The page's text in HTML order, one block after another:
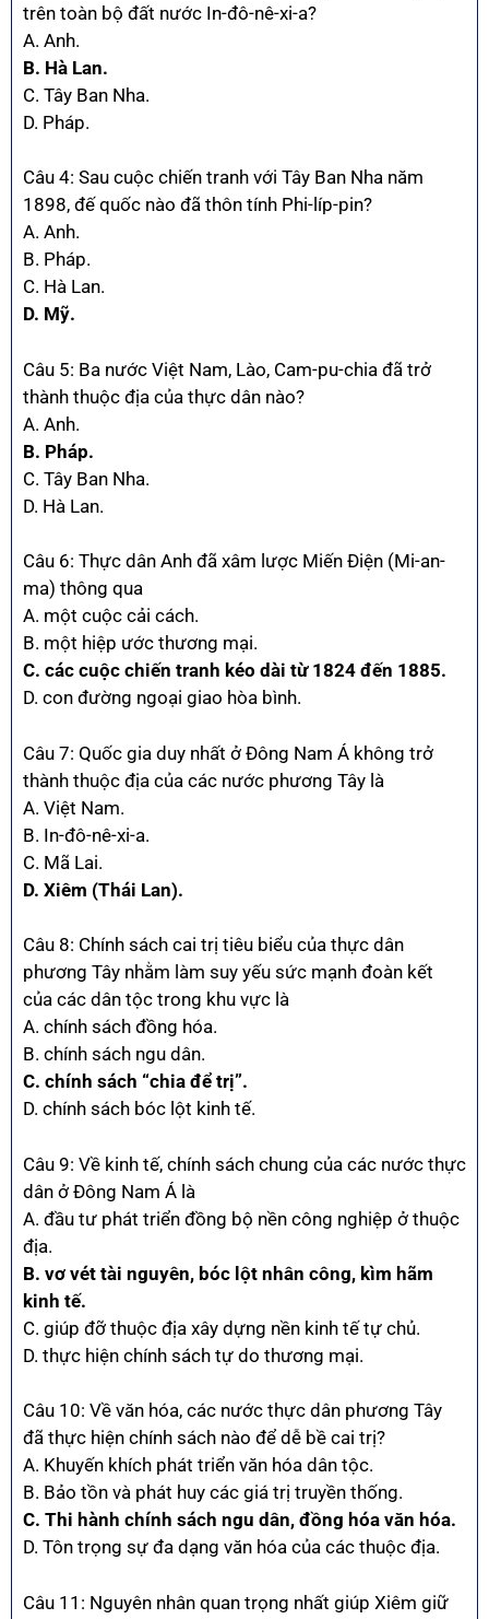
trên toàn bộ đất nước In-đô-nê-xi-a?
A. Anh.
B. Hà Lan.
C. Tây Ban Nha.
D. Pháp.
Câu 4: Sau cuộc chiến tranh với Tây Ban Nha năm
1898, đế quốc nào đã thôn tính Phi-líp-pin?
A. Anh.
B. Pháp.
C. Hà Lan.
D. Mỹ.
Câu 5: Ba nước Việt Nam, Lào, Cam-pu-chia đã trở
thành thuộc địa của thực dân nào?
A. Anh.
B. Pháp.
C. Tây Ban Nha.
D. Hà Lan.
Câu 6: Thực dân Anh đã xâm lược Miến Điện (Mi-an-
ma) thông qua
A. một cuộc cải cách.
B. một hiệp ước thương mại.
C. các cuộc chiến tranh kéo dài từ 1824 đến 1885.
D. con đường ngoại giao hòa bình.
Câu 7: Quốc gia duy nhất ở Đông Nam Á không trở
thành thuộc địa của các nước phương Tây là
A. Việt Nam.
B. In-đô-nê-xi-a.
C. Mã Lai.
D. Xiêm (Thái Lan).
Câu 8: Chính sách cai trị tiêu biểu của thực dân
phương Tây nhằm làm suy yếu sức mạnh đoàn kết
của các dân tộc trong khu vực là
A. chính sách đồng hóa.
B. chính sách ngu dân.
C. chính sách “chia để trị”.
D. chính sách bóc lột kinh tế.
Câu 9: Về kinh tế, chính sách chung của các nước thực
dân ở Đông Nam Á là
A. đầu tư phát triển đồng bộ nền công nghiệp ở thuộc
địa.
B. vơ vét tài nguyên, bóc lột nhân công, kìm hãm
kinh tế.
C. giúp đỡ thuộc địa xây dựng nền kinh tế tự chủ.
D. thực hiện chính sách tự do thương mại.
Câu 10: Về văn hóa, các nước thực dân phương Tây
đã thực hiện chính sách nào để dễ bề cai trị?
A. Khuyến khích phát triển văn hóa dân tộc.
B. Bảo tồn và phát huy các giá trị truyền thống.
C. Thi hành chính sách ngu dân, đồng hóa văn hóa.
D. Tôn trọng sự đa dạng văn hóa của các thuộc địa.
Câu 11: Nguyên nhân quan trọng nhất giúp Xiêm giữ